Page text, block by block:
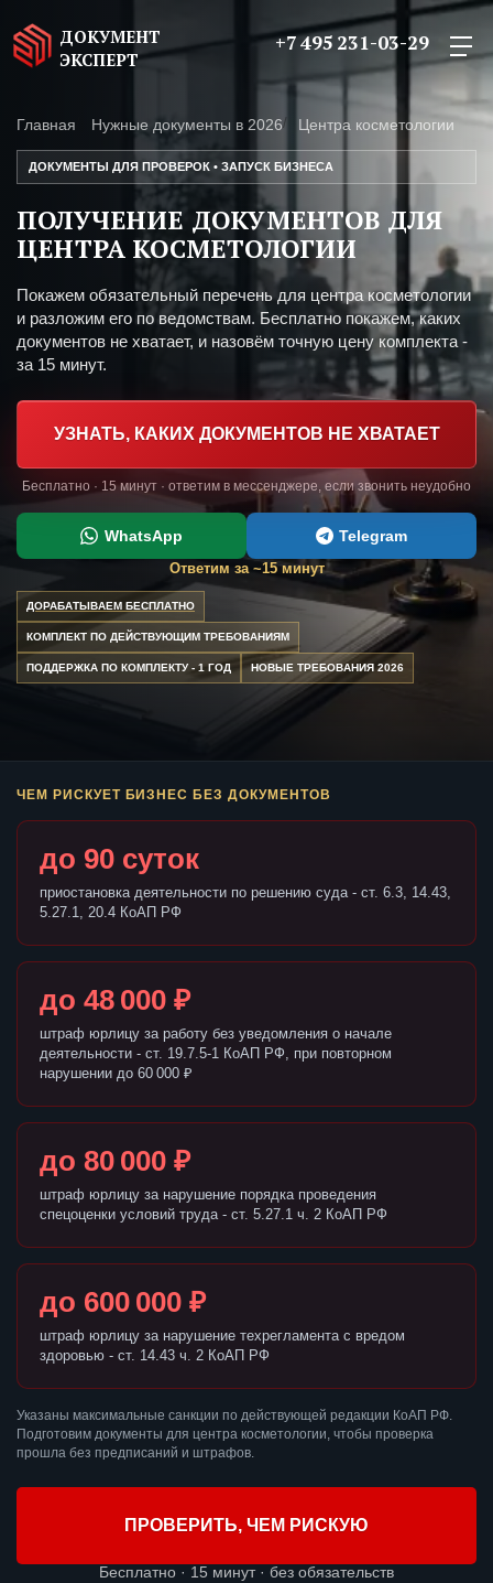
ДОКУМЕНТ
ЭКСПЕРТ
+7 495 231-03-29
Главная Нужные документы в 2026 Центра косметологии
ДОКУМЕНТЫ ДЛЯ ПРОВЕРОК • ЗАПУСК БИЗНЕСА
ПОЛУЧЕНИЕ ДОКУМЕНТОВ ДЛЯ
ЦЕНТРА КОСМЕТОЛОГИИ
Покажем обязательный перечень для центра косметологии
и разложим его по ведомствам. Бесплатно покажем, каких
документов не хватает, и назовём точную цену комплекта -
за 15 минут.
УЗНАТЬ, КАКИХ ДОКУМЕНТОВ НЕ ХВАТАЕТ
Бесплатно · 15 минут · ответим в мессенджере, если звонить неудобно
WhatsApp Telegram
Ответим за ~15 минут
ДОРАБАТЫВАЕМ БЕСПЛАТНО
КОМПЛЕКТ ПО ДЕЙСТВУЮЩИМ ТРЕБОВАНИЯМ
ПОДДЕРЖКА ПО КОМПЛЕКТУ - 1 ГОД НОВЫЕ ТРЕБОВАНИЯ 2026
ЧЕМ РИСКУЕТ БИЗНЕС БЕЗ ДОКУМЕНТОВ
до 90 суток
приостановка деятельности по решению суда - ст. 6.3, 14.43,
5.27.1, 20.4 КоАП РФ
до 48 000 ₽
штраф юрлицу за работу без уведомления о начале
деятельности - ст. 19.7.5-1 КоАП РФ, при повторном
нарушении до 60 000 ₽
до 80 000 ₽
штраф юрлицу за нарушение порядка проведения
спецоценки условий труда - ст. 5.27.1 ч. 2 КоАП РФ
до 600 000 ₽
штраф юрлицу за нарушение техрегламента с вредом
здоровью - ст. 14.43 ч. 2 КоАП РФ
Указаны максимальные санкции по действующей редакции КоАП РФ.
Подготовим документы для центра косметологии, чтобы проверка
прошла без предписаний и штрафов.
ПРОВЕРИТЬ, ЧЕМ РИСКУЮ
Бесплатно · 15 минут · без обязательств